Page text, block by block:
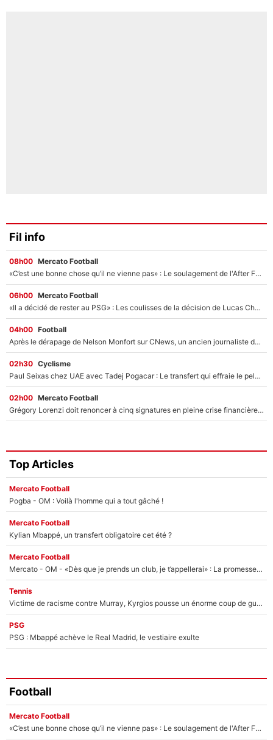
Fil info
08h00 Mercato Football
«C’est une bonne chose qu’il ne vienne pas» : Le soulagement de l'After Foot après le transfert avorté de Yan Diomandé au PSG
06h00 Mercato Football
«Il a décidé de rester au PSG» : Les coulisses de la décision de Lucas Chevalier pour son transfert
04h00 Football
Après le dérapage de Nelson Monfort sur CNews, un ancien journaliste de France Télévisions relance la polémique sur les incendies en Gironde
02h30 Cyclisme
Paul Seixas chez UAE avec Tadej Pogacar : Le transfert qui effraie le peloton, «c’est la pire des choses qui puisse arriver»
02h00 Mercato Football
Grégory Lorenzi doit renoncer à cinq signatures en pleine crise financière : L’IA propose sept noms à l’OM pour un mercato réussi... à seulement 5M€ !
Top Articles
Mercato Football
Pogba - OM : Voilà l'homme qui a tout gâché !
Mercato Football
Kylian Mbappé, un transfert obligatoire cet été ?
Mercato Football
Mercato - OM - «Dès que je prends un club, je t’appellerai» : La promesse de Marcelino au moment de claquer la porte
Tennis
Victime de racisme contre Murray, Kyrgios pousse un énorme coup de gueule !
PSG
PSG : Mbappé achève le Real Madrid, le vestiaire exulte
Football
Mercato Football
«C’est une bonne chose qu’il ne vienne pas» : Le soulagement de l'After Foot après le transfert avorté de Yan Diomandé au PSG